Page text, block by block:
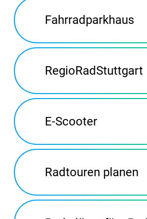
Fahrradparkhaus
RegioRadStuttgart
E-Scooter
Radtouren planen